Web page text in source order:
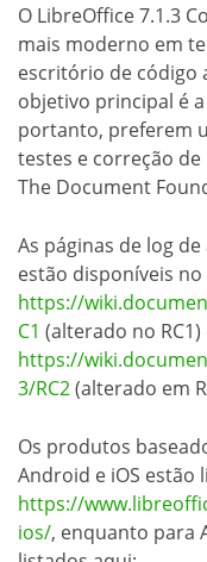
O LibreOffice 7.1.3
mais moderno em
escritório de código
objetivo principal é
portanto, preferem
testes e correção
The Document
As páginas de log
estão disponíveis no
https://
C1 (alterado no RC1)
https://
3/RC2(alterado em
Os produtos
Android e iOS estão
https://
ios/, enquanto para